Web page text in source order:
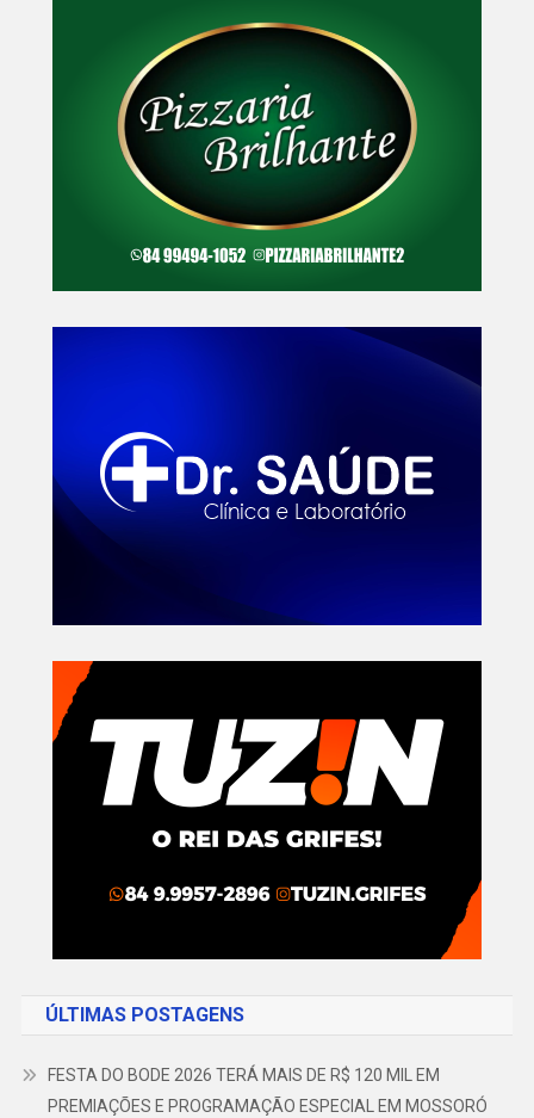
ÚLTIMAS POSTAGENS
FESTA DO BODE 2026 TERÁ MAIS DE R$ 120 MIL EM
PREMIAÇÕES E PROGRAMAÇÃO ESPECIAL EM MOSSORÓ